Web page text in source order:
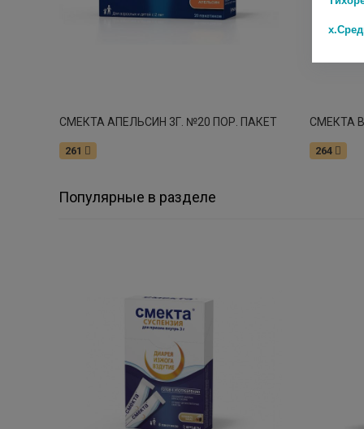
СМЕКТА АПЕЛЬСИН 3Г. №20 ПОР. ПАКЕТ
261
СМЕКТА
264
Популярные в разделе